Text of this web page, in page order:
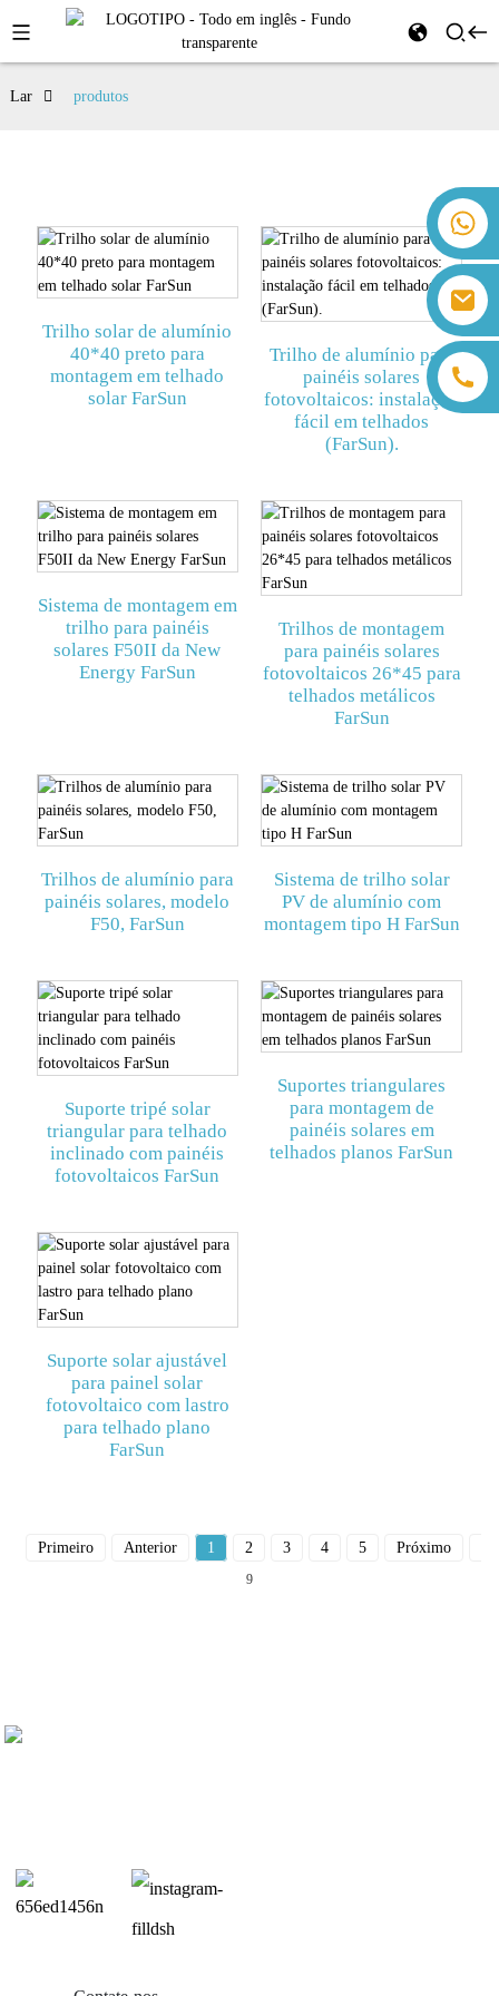
+86 13559179905 Sally Chen
+86 18350266301 Iris Hong
+86 18806057002 Sanborn Guo
sales@farsunpv.com
sanborn.guo@farsunpv.com
Lar produtos
Trilho solar de alumínio
40*40 preto para
montagem em telhado
solar FarSun
Trilho de alumínio para
painéis solares
fotovoltaicos: instalação
fácil em telhados
(FarSun).
Sistema de montagem em
trilho para painéis
solares F50II da New
Energy FarSun
Trilhos de montagem
para painéis solares
fotovoltaicos 26*45 para
telhados metálicos
FarSun
Trilhos de alumínio para
painéis solares, modelo
F50, FarSun
Sistema de trilho solar
PV de alumínio com
montagem tipo H FarSun
Suporte tripé solar
triangular para telhado
inclinado com painéis
fotovoltaicos FarSun
Suportes triangulares
para montagem de
painéis solares em
telhados planos FarSun
Suporte solar ajustável
para painel solar
fotovoltaico com lastro
para telhado plano
FarSun
Primeiro Anterior 1 2 3 4 5 Próximo
9